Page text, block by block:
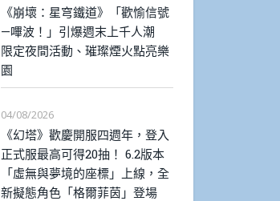
《崩壞：星穹鐵道》「歡愉信號
—嗶波！」引爆週末上千人潮
限定夜間活動、璀璨煙火點亮樂
園
04/08/2026
《幻塔》歡慶開服四週年，登入
正式服最高可得20抽！ 6.2版本
「虛無與夢境的座標」上線，全
新擬態角色「格爾菲茵」登場